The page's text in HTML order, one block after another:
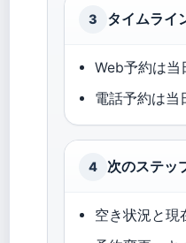
3 タイムライ
Web予約は当
電話予約は当
4 次のステッ
空き状況と現